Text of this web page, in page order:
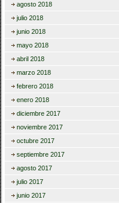
agosto 2018
julio 2018
junio 2018
mayo 2018
abril 2018
marzo 2018
febrero 2018
enero 2018
diciembre 2017
noviembre 2017
octubre 2017
septiembre 2017
agosto 2017
julio 2017
junio 2017